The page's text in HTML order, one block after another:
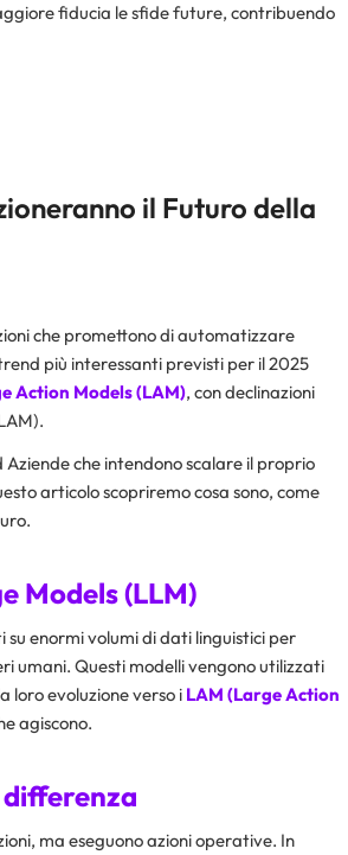
fiducia le sfide future, contribuendo
il Futuro della
che promettono di automatizzare
più interessanti previsti per il 2025
Action Models (LAM), con declinazioni
che intendono scalare il proprio
articolo scopriremo cosa sono, come
Models (LLM)
enormi volumi di dati linguistici per
umani. Questi modelli vengono utilizzati
evoluzione verso i LAM (Large Action
agiscono.
ma eseguono azioni operative. In